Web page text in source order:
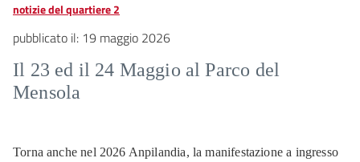
notizie del quartiere 2
pubblicato il: 19 maggio 2026
Il 23 ed il 24 Maggio al Parco del
Mensola
Torna anche nel 2026 Anpilandia, la manifestazione a ingresso